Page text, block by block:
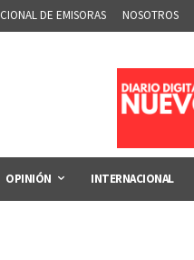
DE EMISORAS NOSOTROS
OPINIÓN INTERNACIONAL